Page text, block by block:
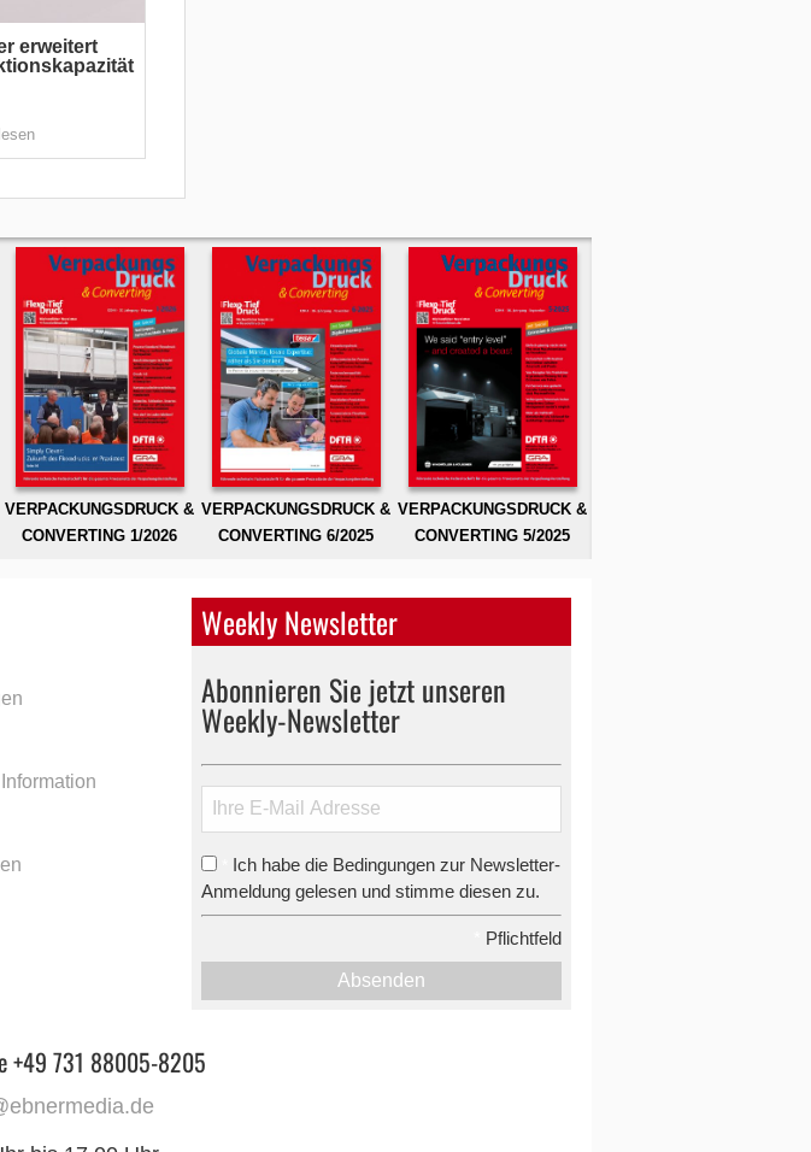
erweitert
VERPACKUNGSDRUCK &
CONVERTING 1/2026
VERPACKUNGSDRUCK &
CONVERTING 6/2025
VERPACKUNGSDRUCK &
CONVERTING 5/2025
Weekly Newsletter
Abonnieren Sie jetzt unseren
Weekly-Newsletter
Ich habe die Bedingungen zur Newsletter-
Anmeldung gelesen und stimme diesen zu.
Pflichtfeld
Absenden
+49 731 88005-8205